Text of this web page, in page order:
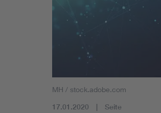
Mobility
Standards
MH / stock.adobe.com
17.01.2020 Seite